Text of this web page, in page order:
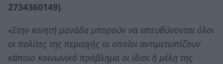
2734360149).
«Στην κινητή μονάδα μπορούν να απευθύνονται όλοι
οι πολίτες της περιοχής οι οποίοι αντιμετωπίζουν
κάποιο κοινωνικό πρόβλημα οι ίδιοι ή μέλη της